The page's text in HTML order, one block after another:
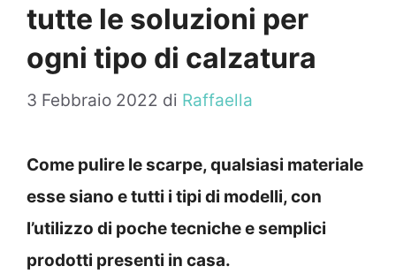
tutte le soluzioni per
ogni tipo di calzatura
3 Febbraio 2022 di Raffaella
Come pulire le scarpe, qualsiasi materiale
esse siano e tutti i tipi di modelli, con
l’utilizzo di poche tecniche e semplici
prodotti presenti in casa.